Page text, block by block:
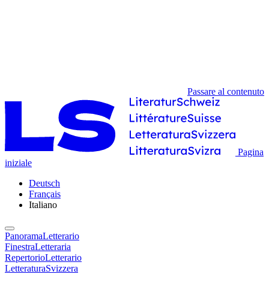
Passare al contenuto
Pagina
iniziale
Deutsch
Français
Italiano
PanoramaLetterario
FinestraLetteraria
RepertorioLetterario
LetteraturaSvizzera